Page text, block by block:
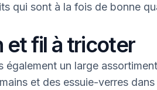
qui sont à la fois de bonne
et fil à tricoter
également un large
et des essuie-verres